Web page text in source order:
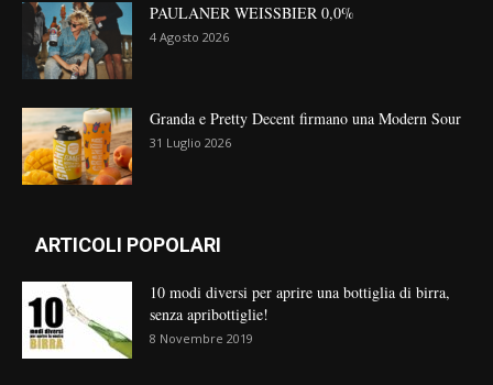
PAULANER WEISSBIER 0,0%
4 Agosto 2026
Granda e Pretty Decent firmano una Modern Sour
31 Luglio 2026
ARTICOLI POPOLARI
10 modi diversi per aprire una bottiglia di birra,
senza apribottiglie!
8 Novembre 2019